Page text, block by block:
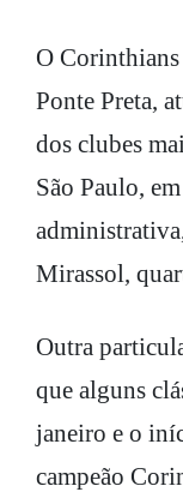
O Corinthians
Ponte Preta,
dos clubes
São Paulo,
Mirassol,
Outra
que alguns
janeiro e o
campeão